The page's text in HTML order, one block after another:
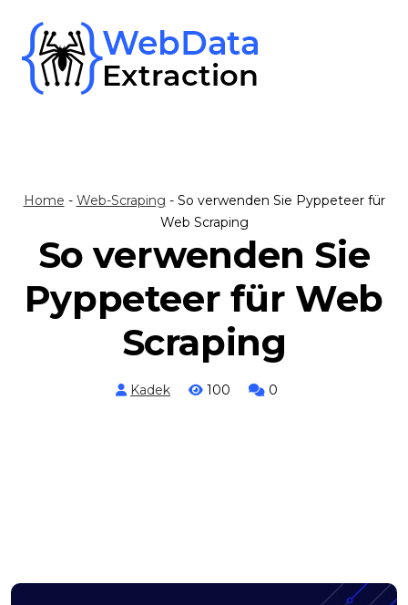
content
Home - Web-Scraping - So verwenden Sie Pyppeteer für
Web Scraping
So verwenden Sie
Pyppeteer für Web
Scraping
Kadek 100 0